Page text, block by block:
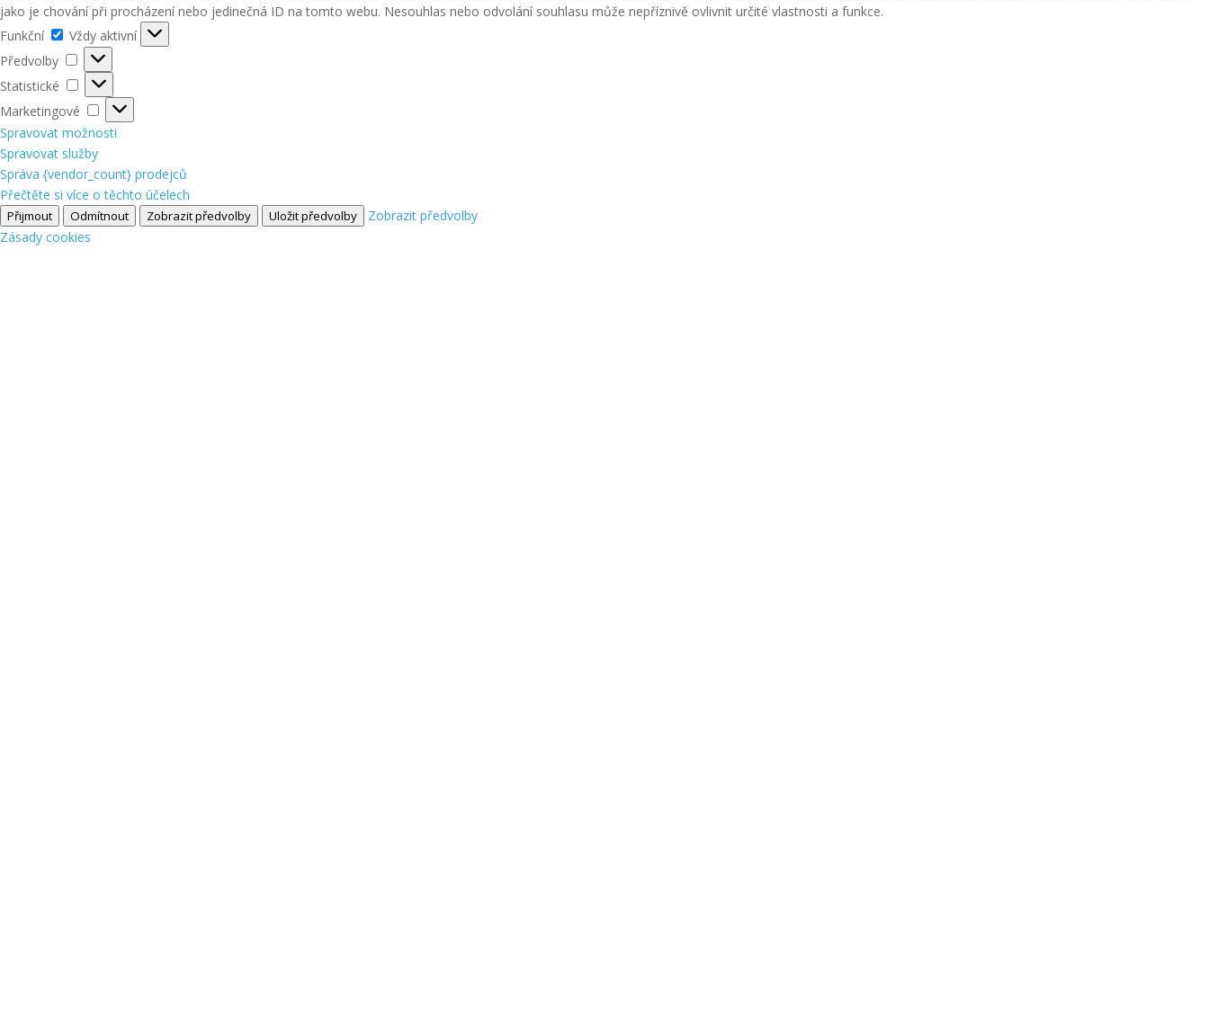
jako je chování při procházení nebo jedinečná ID na tomto webu. Nesouhlas nebo odvolání souhlasu může nepříznivě ovlivnit určité vlastnosti a funkce.
Funkční
Funkční
Vždy aktivní
Předvolby
Předvolby
Statistické
Statistické
Marketingové
Marketingové
Spravovat možnosti
Spravovat služby
Správa {vendor_count} prodejců
Přečtěte si více o těchto účelech
Přijmout Odmítnout Zobrazit předvolby Uložit předvolby
Zobrazit předvolby
Zásady cookies